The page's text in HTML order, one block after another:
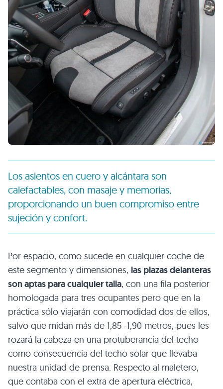
Los asientos en cuero y alcántara son
calefactables, con masaje y memorias,
proporcionando un buen compromiso entre
sujeción y confort.
Por espacio, como sucede en cualquier coche de
este segmento y dimensiones, las plazas delanteras
son aptas para cualquier talla, con una fila posterior
homologada para tres ocupantes pero que en la
práctica sólo viajarán con comodidad dos de ellos,
salvo que midan más de 1,85 -1,90 metros, pues les
rozará la cabeza en una protuberancia del techo
como consecuencia del techo solar que llevaba
nuestra unidad de prensa. Respecto al maletero,
que contaba con el extra de apertura eléctrica,